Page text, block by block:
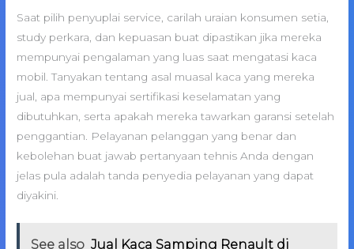
Saat pilih penyuplai service, carilah uraian konsumen setia,
study perkara, dan kepuasan buat dipastikan jika mereka
mempunyai pengalaman yang luas saat mengatasi kaca
mobil. Tanyakan tentang asal muasal kaca yang mereka
jual, apa mempunyai sertifikasi keselamatan yang
dibutuhkan, serta apakah mereka tawarkan garansi setelah
penggantian. Pelayanan pelanggan yang benar dan
kebolehan buat jawab pertanyaan tehnis Anda dengan
jelas pula adalah tanda penyedia pelayanan yang dapat
diyakini.
See also Jual Kaca Samping Renault di